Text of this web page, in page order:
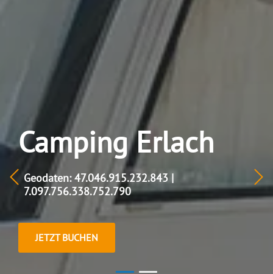
Camping Erlach
Geodaten: 47.046.915.232.843 |
7.097.756.338.752.790
JETZT BUCHEN